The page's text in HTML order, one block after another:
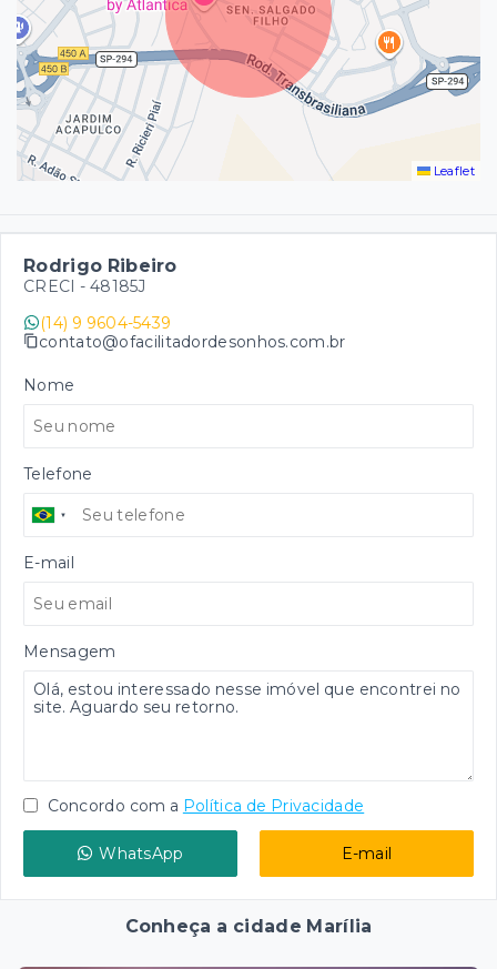
Leaflet
Rodrigo Ribeiro
CRECI - 48185J
(14) 9 9604-5439
contato@ofacilitadordesonhos.com.br
Nome
Telefone
E-mail
Mensagem
Concordo com a Política de Privacidade
WhatsApp E-mail
Conheça a cidade Marília